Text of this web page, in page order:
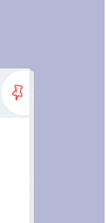
Plus